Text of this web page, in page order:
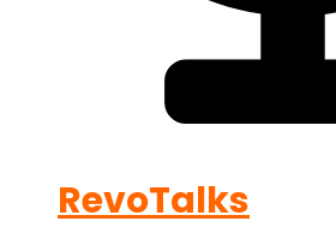
RevoTalks